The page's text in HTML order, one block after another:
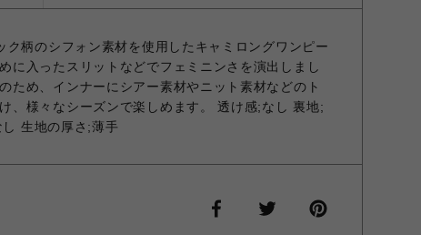
ク柄のシフォン素材を使用したキャミロングワンピー
に入ったスリットなどでフェミニンさを演出しまし
ため、インナーにシアー素材やニット素材などのト
、様々なシーズンで楽しめます。 透け感;なし 裏地;
生地の厚さ;薄手